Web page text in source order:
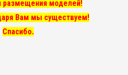
размещения моделей!
Вам мы существуем!
Спасибо.